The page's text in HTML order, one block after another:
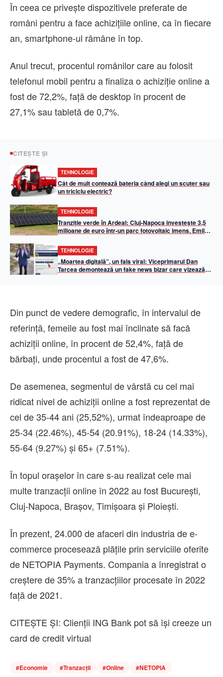
În ceea ce privește dispozitivele preferate de
români pentru a face achizițiile online, ca în fiecare
an, smartphone-ul râmâne în top.
Anul trecut, procentul românilor care au folosit
telefonul mobil pentru a finaliza o achiziție online a
fost de 72,2%, față de desktop în procent de
27,1% sau tabletă de 0,7%.
CITEȘTE ȘI
TEHNOLOGIE
Cât de mult contează bateria când alegi un scuter sau
un triciclu electric?
TEHNOLOGIE
Tranziție verde în Ardeal: Cluj-Napoca investește 3,5
milioane de euro într-un parc fotovoltaic imens. Emil
energie solară”
TEHNOLOGIE
„Moartea digitală”, un fals viral: Viceprimarul Dan
Tarcea demontează un fake news bizar care vizează
Din punct de vedere demografic, în intervalul de
referință, femeile au fost mai înclinate să facă
achiziții online, în procent de 52,4%, față de
bărbați, unde procentul a fost de 47,6%.
De asemenea, segmentul de vârstă cu cel mai
ridicat nivel de achiziții online a fost reprezentat de
cel de 35-44 ani (25,52%), urmat îndeaproape de
25-34 (22.46%), 45-54 (20.91%), 18-24 (14.33%),
55-64 (9.27%) și 65+ (7.51%).
În topul orașelor în care s-au realizat cele mai
multe tranzacții online în 2022 au fost București,
Cluj-Napoca, Brașov, Timișoara și Ploiești.
În prezent, 24.000 de afaceri din industria de e-
commerce procesează plățile prin serviciile oferite
de NETOPIA Payments. Compania a înregistrat o
creștere de 35% a tranzacțiilor procesate în 2022
față de 2021.
CITEȘTE ȘI: Clienții ING Bank pot să îşi creeze un
card de credit virtual
#Economie #Tranzacții #Online #NETOPIA